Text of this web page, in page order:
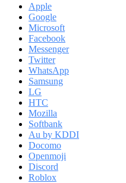
Apple
Google
Microsoft
Facebook
Messenger
Twitter
WhatsApp
Samsung
LG
HTC
Mozilla
Softbank
Au by KDDI
Docomo
Openmoji
Discord
Roblox